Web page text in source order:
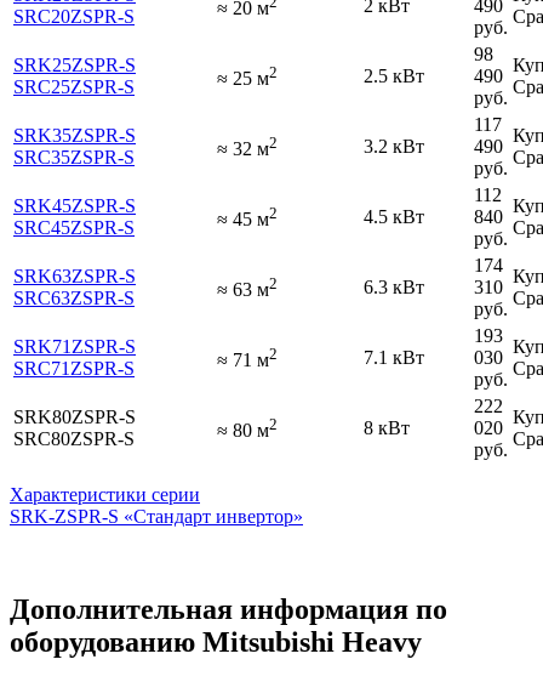
SRC20ZSPR-S
≈ 20 м 2 кВт
490
руб.
SRK25ZSPR-S
SRC25ZSPR-S
≈ 25 м2 2.5 кВт
98
490
руб.
SRK35ZSPR-S
SRC35ZSPR-S
≈ 32 м2 3.2 кВт
117
490
руб.
SRK45ZSPR-S
SRC45ZSPR-S
≈ 45 м2 4.5 кВт
112
840
руб.
SRK63ZSPR-S
SRC63ZSPR-S
≈ 63 м2 6.3 кВт
174
310
руб.
SRK71ZSPR-S
SRC71ZSPR-S
≈ 71 м2 7.1 кВт
193
030
руб.
SRK80ZSPR-S
SRC80ZSPR-S
≈ 80 м2 8 кВт
222
020
руб.
Характеристики серии
SRK-ZSPR-S «Стандарт инвертор»
Дополнительная информация по
оборудованию Mitsubishi Heavy